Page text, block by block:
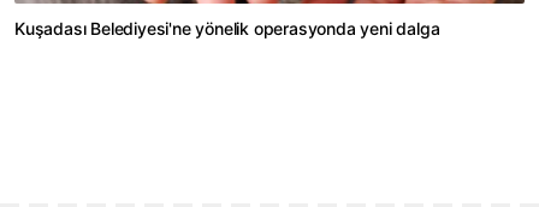
Kuşadası Belediyesi'ne yönelik operasyonda yeni dalga